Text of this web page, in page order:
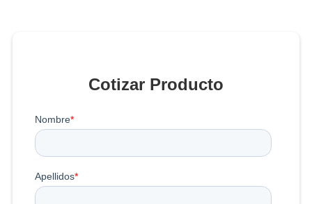
Cotizar Producto